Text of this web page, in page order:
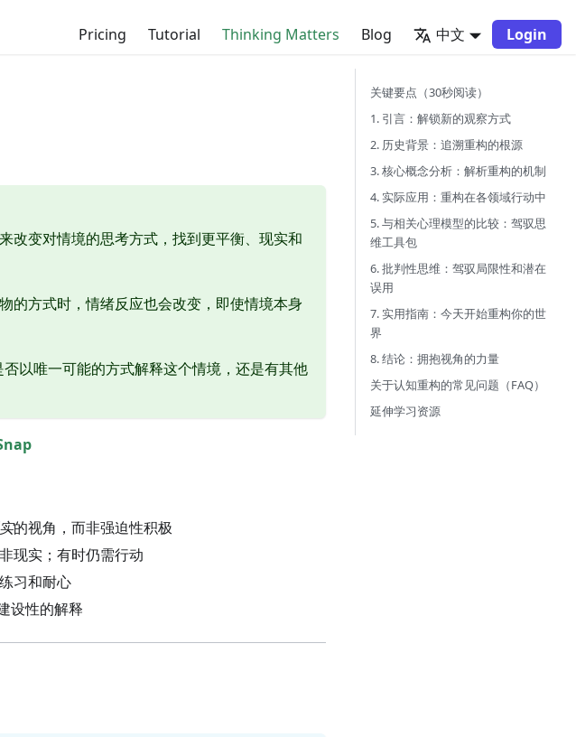
Pricing Tutorial Thinking Matters Blog 中文 Login
改变对情境的思考方式，找到更平衡、现实和
方式时，情绪反应也会改变，即使情境本身
以唯一可能的方式解释这个情境，还是有其他
的视角，而非强迫性积极
现实；有时仍需行动
习和耐心
设性的解释
关键要点（30秒阅读）
1. 引言：解锁新的观察方式
2. 历史背景：追溯重构的根源
3. 核心概念分析：解析重构的机制
4. 实际应用：重构在各领域行动中
5. 与相关心理模型的比较：驾驭思
维工具包
6. 批判性思维：驾驭局限性和潜在
误用
7. 实用指南：今天开始重构你的世
界
8. 结论：拥抱视角的力量
关于认知重构的常见问题（FAQ）
延伸学习资源